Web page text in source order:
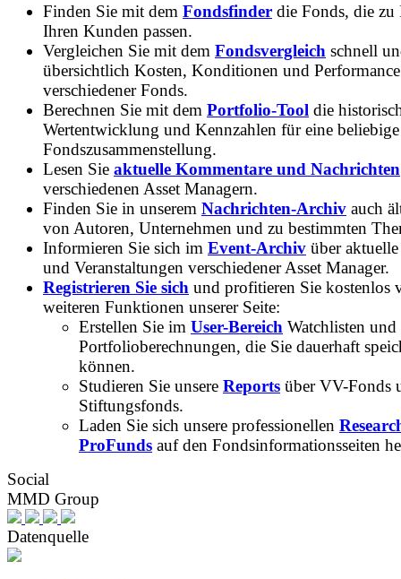
Finden Sie mit dem Fondsfinder die Fonds, die zu
Ihren Kunden passen.
Vergleichen Sie mit dem Fondsvergleich schnell
übersichtlich Kosten, Konditionen und Performance
verschiedener Fonds.
Berechnen Sie mit dem Portfolio-Tool die
Wertentwicklung und Kennzahlen für eine beliebige
Fondszusammenstellung.
Lesen Sie aktuelle Kommentare und Nachrichten
verschiedenen Asset Managern.
Finden Sie in unserem Nachrichten-Archiv auch
von Autoren, Unternehmen und zu bestimmten
Informieren Sie sich im Event-Archiv über
und Veranstaltungen verschiedener Asset Manager.
Registrieren Sie sich und profitieren Sie kostenlos
weiteren Funktionen unserer Seite:
Erstellen Sie im User-Bereich Watchlisten und
Portfolioberechnungen, die Sie dauerhaft
können.
Studieren Sie unsere Reports über VV-Fonds
Stiftungsfonds.
Laden Sie sich unsere professionellen
ProFunds auf den Fondsinformationsseiten
Social
MMD Group
Datenquelle